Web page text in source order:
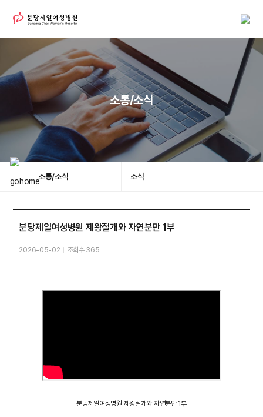
소통/소식
소통/소식 소식
분당제일여성병원 제왕절개와 자연분만 1부
2026-05-02 조회수 365
분당제일여성병원 제왕절개와 자연분만 1부